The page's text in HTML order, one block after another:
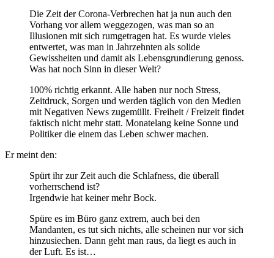
Die Zeit der Corona-Verbrechen hat ja nun auch den
Vorhang vor allem weggezogen, was man so an
Illusionen mit sich rumgetragen hat. Es wurde vieles
entwertet, was man in Jahrzehnten als solide
Gewissheiten und damit als Lebensgrundierung genoss.
Was hat noch Sinn in dieser Welt?
100% richtig erkannt. Alle haben nur noch Stress,
Zeitdruck, Sorgen und werden täglich von den Medien
mit Negativen News zugemüllt. Freiheit / Freizeit findet
faktisch nicht mehr statt. Monatelang keine Sonne und
Politiker die einem das Leben schwer machen.
Er meint den:
Spürt ihr zur Zeit auch die Schlafness, die überall
vorherrschend ist?
Irgendwie hat keiner mehr Bock.
Spüre es im Büro ganz extrem, auch bei den
Mandanten, es tut sich nichts, alle scheinen nur vor sich
hinzusiechen. Dann geht man raus, da liegt es auch in
der Luft. Es ist…